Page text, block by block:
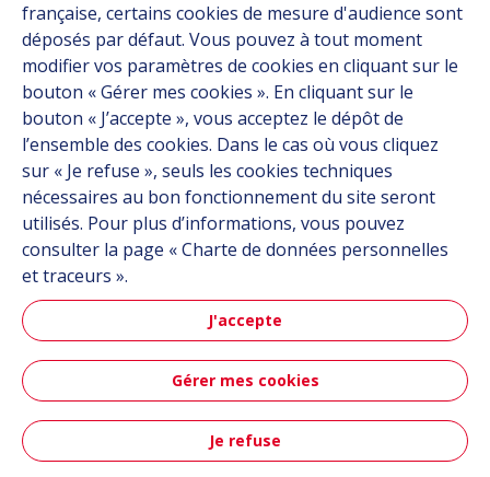
Documentation
Contact
Follow us
LinkedIn
Instagram
Plan du site
française, certains cookies de mesure d'audience sont
déposés par défaut. Vous pouvez à tout moment
modifier vos paramètres de cookies en cliquant sur le
bouton « Gérer mes cookies ». En cliquant sur le
bouton « J’accepte », vous acceptez le dépôt de
l’ensemble des cookies. Dans le cas où vous cliquez
sur « Je refuse », seuls les cookies techniques
nécessaires au bon fonctionnement du site seront
utilisés. Pour plus d’informations, vous pouvez
consulter la page « Charte de données personnelles
et traceurs ».
J'accepte
Gérer mes cookies
Je refuse